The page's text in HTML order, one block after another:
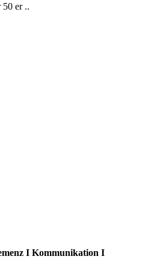
er ..
I Kommunikation I